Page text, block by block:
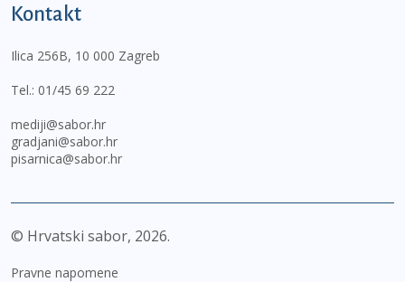
Kontakt
Ilica 256B, 10 000 Zagreb
Tel.: 01/45 69 222
mediji@sabor.hr
gradjani@sabor.hr
pisarnica@sabor.hr
© Hrvatski sabor, 2026
Pravne napomene